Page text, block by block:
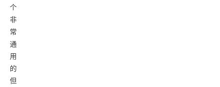
个
非
常
通
用
的
但